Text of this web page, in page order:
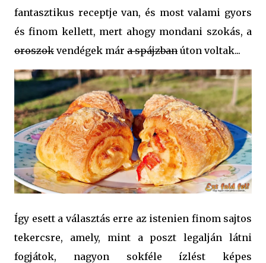
fantasztikus receptje van, és most valami gyors
és finom kellett, mert ahogy mondani szokás, a
oroszok vendégek már a spájzban úton voltak...
Így esett a választás erre az istenien finom sajtos
tekercsre, amely, mint a poszt legalján látni
fogjátok, nagyon sokféle ízlést képes